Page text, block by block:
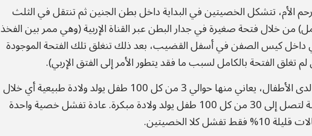
الأم، تتشكل الخصيتين في البداية داخل بطن الجنين ثم تنتقل في الثلث
من خلال فتحة صغيرة في جدار البطن عبر القناة الإربية (وهي ممر بين الفخذ
داخل كيس الصفن في أسفل القضيب، بعد ذلك تنغلق تلك الفتحة الموجودة
الفتحة بالكامل لسبب ما فقد يتطور الأمر إلى الفتق الإربي).
المعلقة من الحالات الشائعة لدى الأطفال، يعاني منها حوالي 3 من كل 100 طفل يولد ولادة طبيعية أي خلال
الشهر التاسع من الحمل بينما تزداد النسبة لتصل إلى 30 من كل 100 طفل يولد ولادة مبكرة. عادة تفشل خصية واحدة
الخصيتين.